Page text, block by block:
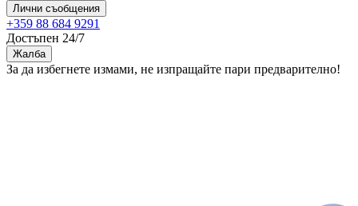
Лични съобщения
+359 88 684 9291
Достъпен 24/7
Жалба
За да избегнете измами, не изпращайте пари предварително!